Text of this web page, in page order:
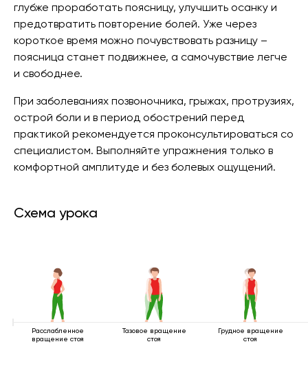
глубже проработать поясницу, улучшить осанку и
предотвратить повторение болей. Уже через
короткое время можно почувствовать разницу –
поясница станет подвижнее, а самочувствие легче
и свободнее.
При заболеваниях позвоночника, грыжах, протрузиях,
острой боли и в период обострений перед
практикой рекомендуется проконсультироваться со
специалистом. Выполняйте упражнения только в
комфортной амплитуде и без болевых ощущений.
Схема урока
Расслабленное
вращение стоя
Тазовое вращение
стоя
Грудное вращение
стоя